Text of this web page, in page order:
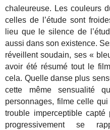
chaleureuse. Les couleurs
celles de l’étude sont
lieu que le silence de
aussi dans son existence.
réveillent soudain, ses «
avoir été résumé tout le
cela. Quelle danse plus
cette même sensualité
personnages, filme celle qui
trouble imperceptible
progressivement se